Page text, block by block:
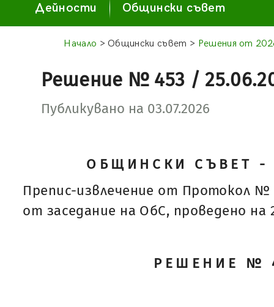
Дейности Общински съвет
Начало > Общински съвет > Решения от
Решение № 453 /
Публикувано на 03.07.2026
ОБЩИНСКИ СЪВЕТ -
Препис-извлечение от Протокол №
от заседание на ОбС, проведено на
РЕШЕНИЕ №